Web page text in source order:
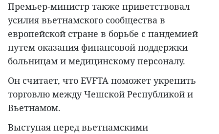
Премьер-министр также приветствовал
усилия вьетнамского сообщества в
европейской стране в борьбе с пандемией
путем оказания финансовой поддержки
больницам и медицинскому персоналу.
Он считает, что EVFTA поможет укрепить
торговлю между Чешской Республикой и
Вьетнамом.
Выступая перед вьетнамскими